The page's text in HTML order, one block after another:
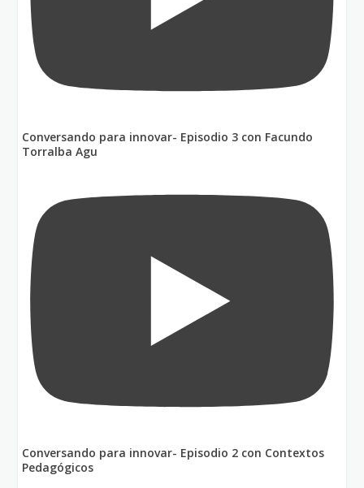
Conversando para innovar- Episodio 3 con Facundo
Torralba Agu
Conversando para innovar- Episodio 2 con Contextos
Pedagógicos